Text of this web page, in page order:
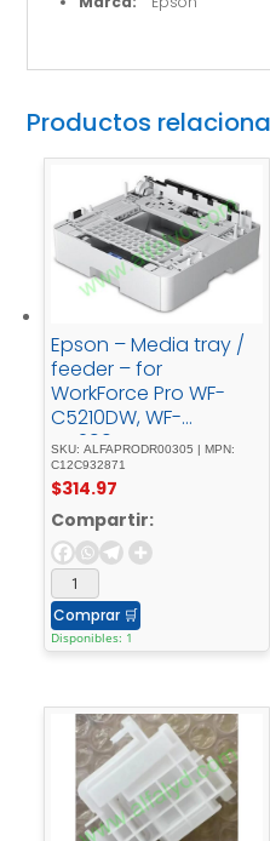
Productos
Epson – Media tray /
feeder – for
WorkForce Pro WF-
C5210DW, WF-
C5290DW, WF-
C5710DWF, WF-
C5790DWF -
C12C932871
SKU: ALFAPRODR00305 | MPN:
C12C932871
$314.97
Compartir:
Comprar 🛒
Disponibles: 1